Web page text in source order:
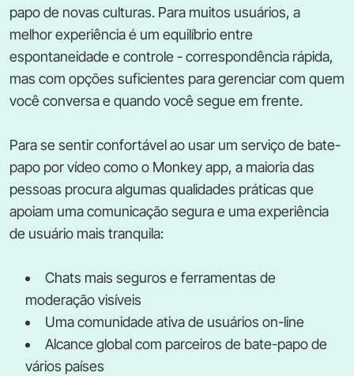
papo de novas culturas. Para muitos usuários, a
melhor experiência é um equilíbrio entre
espontaneidade e controle - correspondência rápida,
mas com opções suficientes para gerenciar com quem
você conversa e quando você segue em frente.
Para se sentir confortável ao usar um serviço de bate-
papo por vídeo como o Monkey app, a maioria das
pessoas procura algumas qualidades práticas que
apoiam uma comunicação segura e uma experiência
de usuário mais tranquila:
Chats mais seguros e ferramentas de
moderação visíveis
Uma comunidade ativa de usuários on-line
Alcance global com parceiros de bate-papo de
vários países